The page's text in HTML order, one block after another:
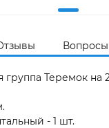
Вопросы
Теремок на
- 1 шт.